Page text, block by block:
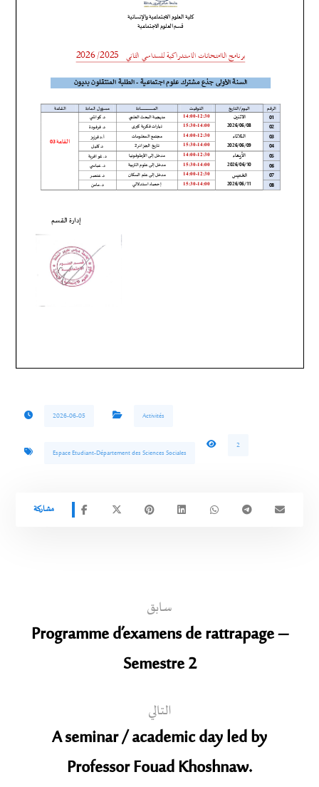
2026-06-05 Activités
Espace Etudiant-Département des Sciences Sociales
2
سابق
Programme d’examens de rattrapage –
Semestre 2
التالي
A seminar / academic day led by
Professor Fouad Khoshnaw.